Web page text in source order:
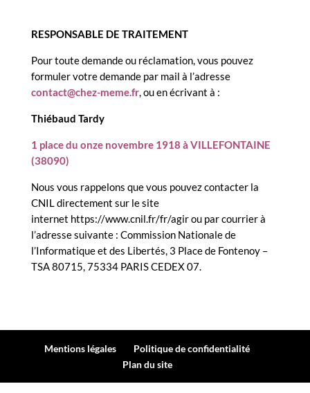
RESPONSABLE DE TRAITEMENT
Pour toute demande ou réclamation, vous pouvez
formuler votre demande par mail à l’adresse
contact@chez-meme.fr, ou en écrivant à :
Thiébaud Tardy
1 place du onze novembre 1918 à VILLEFONTAINE
(38090)
Nous vous rappelons que vous pouvez contacter la
CNIL directement sur le site
internet https://www.cnil.fr/fr/agir ou par courrier à
l’adresse suivante : Commission Nationale de
l’Informatique et des Libertés, 3 Place de Fontenoy –
TSA 80715, 75334 PARIS CEDEX 07.
Mentions légales
Politique de confidentialité
Plan du site